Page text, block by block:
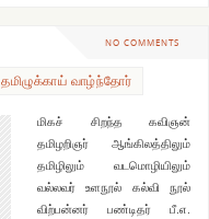
NO COMMENTS
தமிழுக்காய் வாழ்ந்தோர்
மிகச் சிறந்த கவிஞன்
தமிழறிஞர் ஆங்கிலத்திலும்
தமிழிலும் வடமொழியிலும்
வல்லவர் உளநூல் கல்வி நூல்
விற்பன்னர் பண்டிதர் பீ.எ.